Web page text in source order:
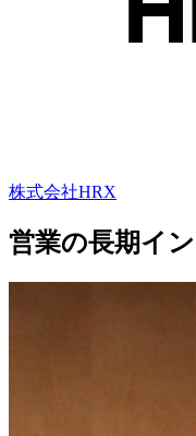
株式会社HRX
営業の長期イ